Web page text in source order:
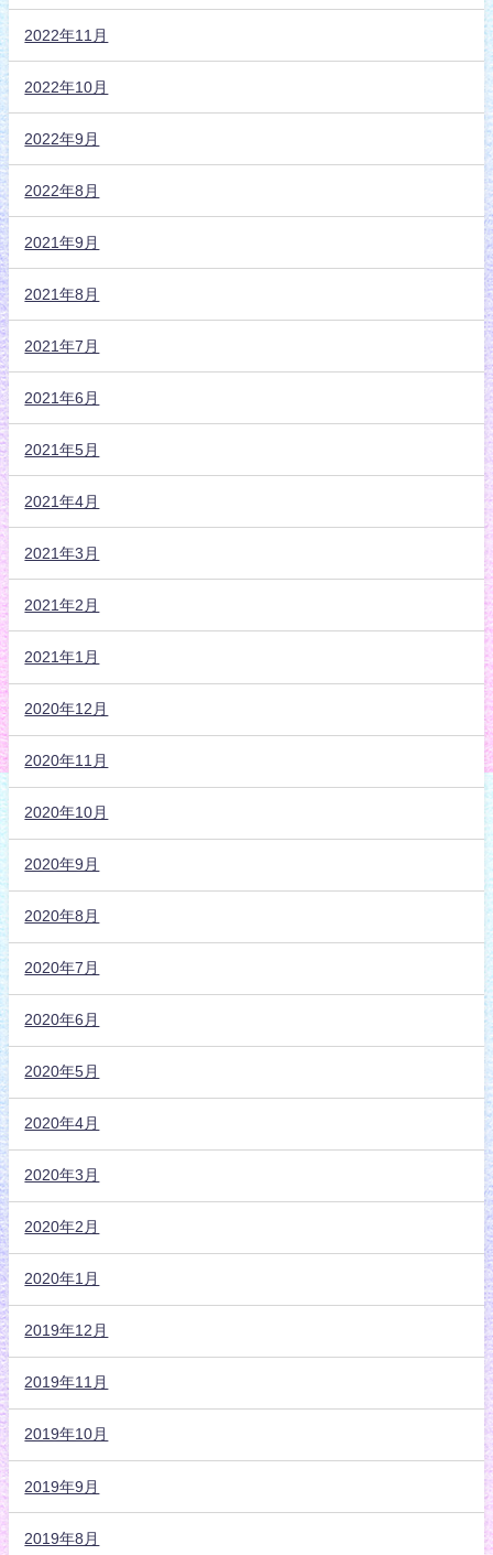
2022年11月
2022年10月
2022年9月
2022年8月
2021年9月
2021年8月
2021年7月
2021年6月
2021年5月
2021年4月
2021年3月
2021年2月
2021年1月
2020年12月
2020年11月
2020年10月
2020年9月
2020年8月
2020年7月
2020年6月
2020年5月
2020年4月
2020年3月
2020年2月
2020年1月
2019年12月
2019年11月
2019年10月
2019年9月
2019年8月